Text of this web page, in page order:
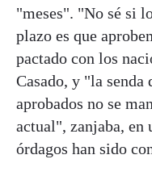
"meses". "No sé si
plazo es que
pactado con los
Casado, y "la
aprobados no se
actual", zanjaba, en
órdagos han sido